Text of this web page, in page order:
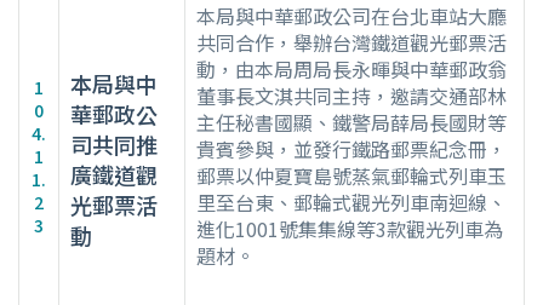
1
0
4.
1
1.
2
3
本局與中
華郵政公
司共同推
廣鐵道觀
光郵票活
動
本局與中華郵政公司在台北車站大廳
共同合作，舉辦台灣鐵道觀光郵票活
動，由本局周局長永暉與中華郵政翁
董事長文淇共同主持，邀請交通部林
主任秘書國顯、鐵警局薛局長國財等
貴賓參與，並發行鐵路郵票紀念冊，
郵票以仲夏寶島號蒸氣郵輪式列車玉
里至台東、郵輪式觀光列車南迴線、
進化1001號集集線等3款觀光列車為
題材。